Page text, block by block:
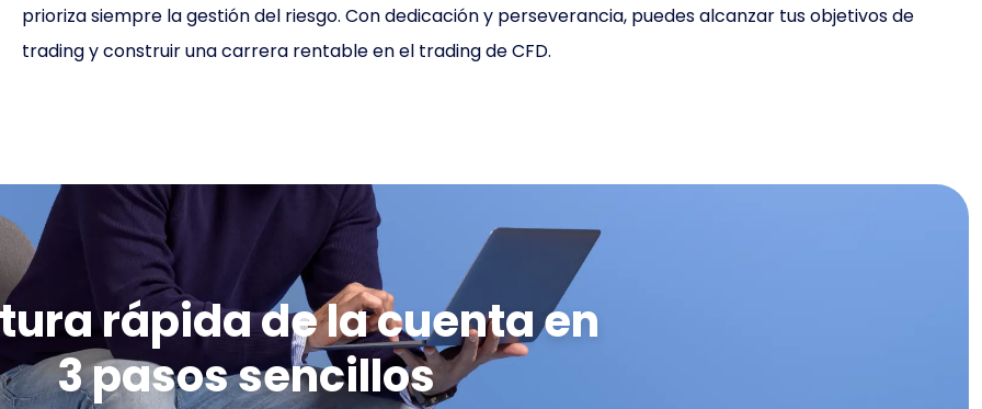
prioriza siempre la gestión del riesgo. Con dedicación y perseverancia, puedes alcanzar tus objetivos de
trading y construir una carrera rentable en el trading de CFD.
rápida de la cuenta en
3 pasos sencillos